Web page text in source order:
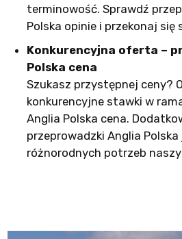
terminowość. Sprawdź
Polska opinie i przekonaj się
Konkurencyjna oferta –
Polska cena
Szukasz przystępnej ceny?
konkurencyjne stawki w
Anglia Polska cena.
przeprowadzki Anglia
różnorodnych potrzeb